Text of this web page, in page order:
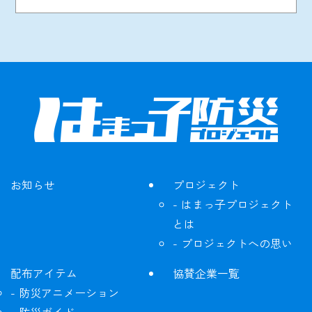
お知らせ
プロジェクト
はまっ子プロジェクト
とは
プロジェクトへの思い
配布アイテム
防災アニメーション
協賛企業一覧